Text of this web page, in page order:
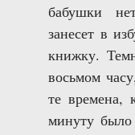
бабушки
занесет в
книжку.
восьмом
те времена,
минуту